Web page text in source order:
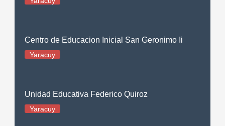
Centro de Educacion Inicial San Geronimo Ii
Yaracuy
Unidad Educativa Federico Quiroz
Yaracuy